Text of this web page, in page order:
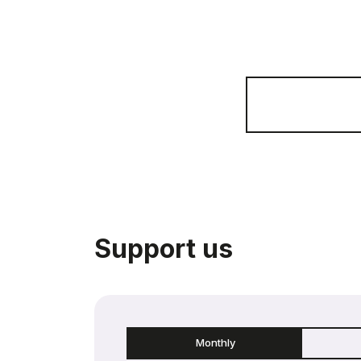
Support us
Monthly